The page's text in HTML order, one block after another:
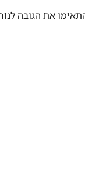
את הגובה